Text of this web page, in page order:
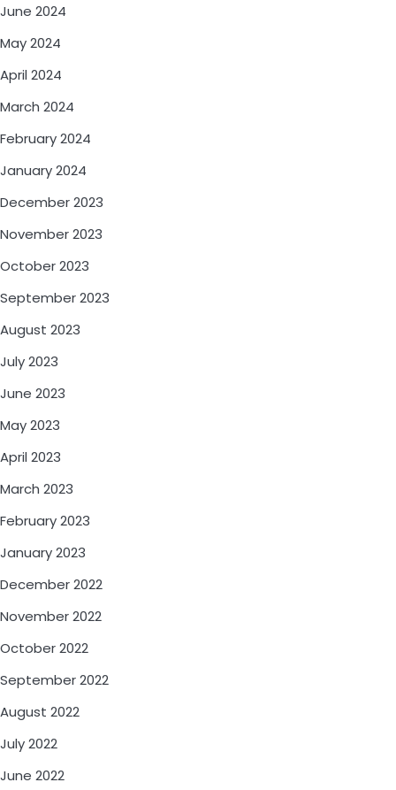
June 2024
May 2024
April 2024
March 2024
February 2024
January 2024
December 2023
November 2023
October 2023
September 2023
August 2023
July 2023
June 2023
May 2023
April 2023
March 2023
February 2023
January 2023
December 2022
November 2022
October 2022
September 2022
August 2022
July 2022
June 2022